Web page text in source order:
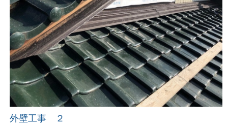
外壁工事 ２